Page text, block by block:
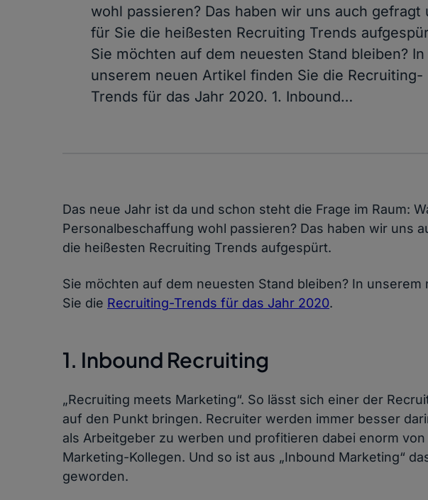
wohl passieren? Das haben wir uns auch gefragt
für Sie die heißesten Recruiting Trends
Sie möchten auf dem neuesten Stand bleiben? In
unserem neuen Artikel finden Sie die Recruiting-
Trends für das Jahr 2020. 1. Inbound…
Das neue Jahr ist da und schon steht die Frage im Raum:
Personalbeschaffung wohl passieren? Das haben wir uns
die heißesten Recruiting Trends aufgespürt.
Sie möchten auf dem neuesten Stand bleiben? In unserem
Sie die Recruiting-Trends für das Jahr 2020.
1. Inbound Recruiting
„Recruiting meets Marketing“. So lässt sich einer der
auf den Punkt bringen. Recruiter werden immer besser
als Arbeitgeber zu werben und profitieren dabei enorm
Marketing-Kollegen. Und so ist aus „Inbound Marketing“
geworden.